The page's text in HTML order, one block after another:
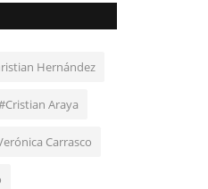
Hernández
Araya
Carrasco